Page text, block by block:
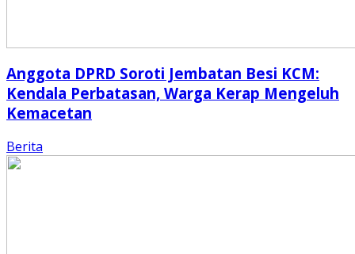
Anggota DPRD Soroti Jembatan Besi KCM:
Kendala Perbatasan, Warga Kerap Mengeluh
Kemacetan
Berita